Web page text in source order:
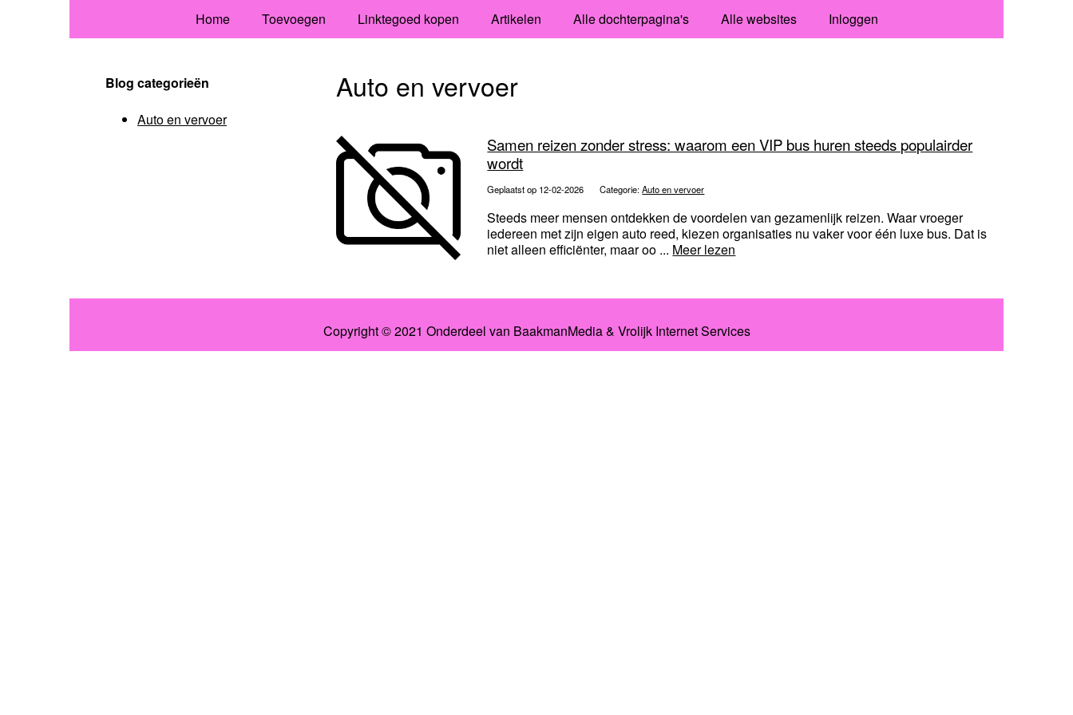
Home Toevoegen Linktegoed kopen Artikelen Alle dochterpagina's Alle websites Inloggen
Auto en vervoer
Samen reizen zonder stress: waarom een VIP bus huren steeds populairder
wordt
Geplaatst op 12-02-2026 Categorie:Auto en vervoer
Steeds meer mensen ontdekken de voordelen van gezamenlijk reizen. Waar vroeger
iedereen met zijn eigen auto reed, kiezen organisaties nu vaker voor één luxe bus. Dat is
niet alleen efficiënter, maar oo ... Meer lezen
Blog categorieën
Auto en vervoer
Copyright © 2021 Onderdeel van BaakmanMedia& Vrolijk Internet Services